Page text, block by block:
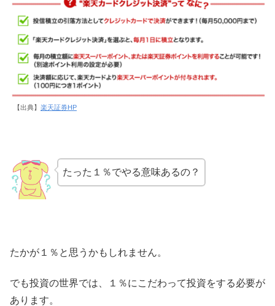
【出典】 楽天証券HP
たった１％でやる意味あるの？
たかが１％と思うかもしれません。
でも投資の世界では、１％にこだわって投資をする必要が
あります。